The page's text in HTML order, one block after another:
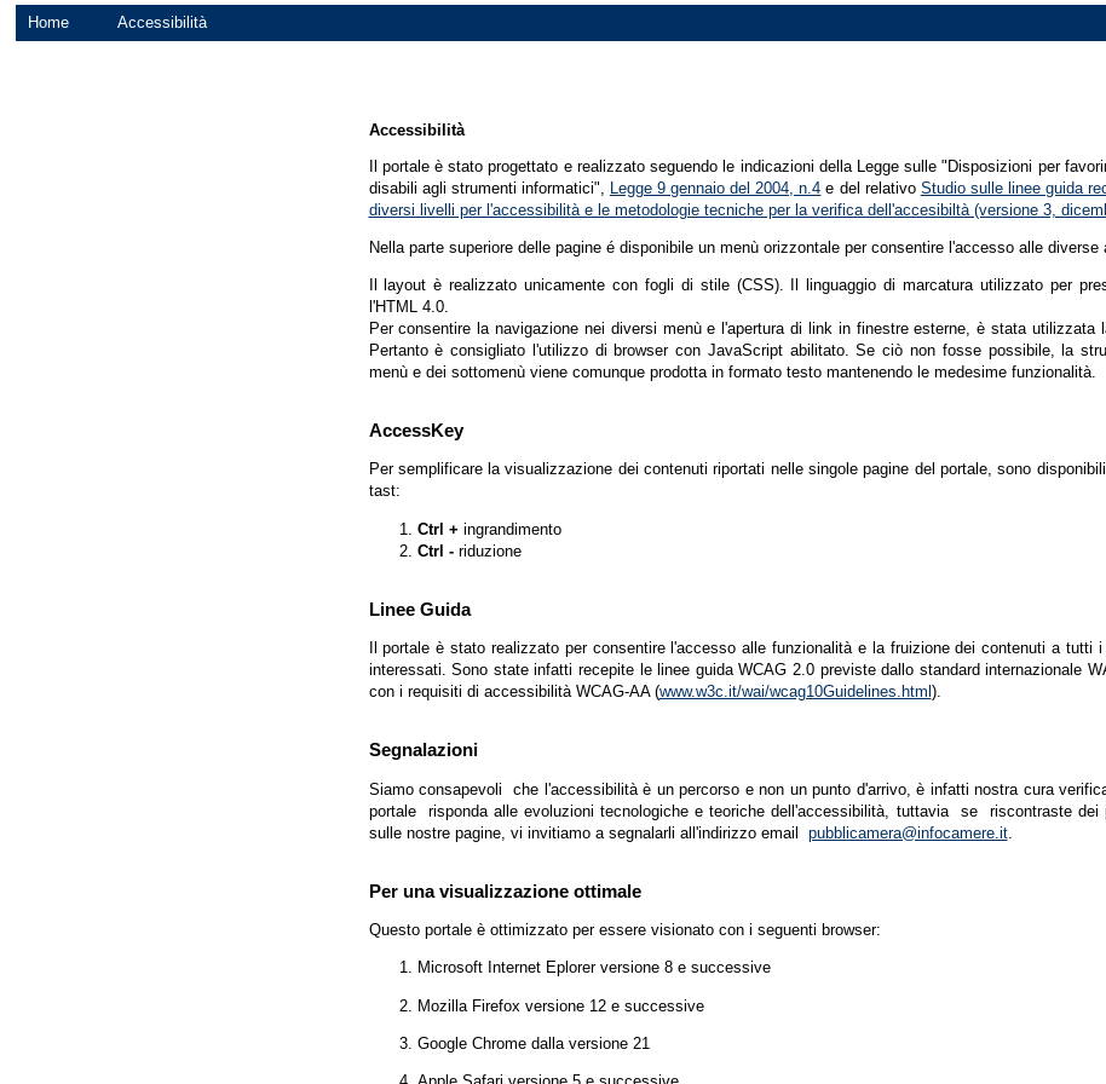
Home Accessibilità
Accessibilità
Il portale è stato progettato e realizzato seguendo le indicazioni della Legge sulle "Disposizioni per
disabili agli strumenti informatici", Legge 9 gennaio del 2004, n.4 e del relativo Studio sulle linee guida
diversi livelli per l'accessibilità e le metodologie tecniche per la verifica dell'accesibiltà (versione 3,
Nella parte superiore delle pagine é disponibile un menù orizzontale per consentire l'accesso alle diverse
Il layout è realizzato unicamente con fogli di stile (CSS). Il linguaggio di marcatura utilizzato per
l'HTML 4.0.
Per consentire la navigazione nei diversi menù e l'apertura di link in finestre esterne, è stata utilizzata
Pertanto è consigliato l'utilizzo di browser con JavaScript abilitato. Se ciò non fosse possibile, la
menù e dei sottomenù viene comunque prodotta in formato testo mantenendo le medesime funzionalità.
AccessKey
Per semplificare la visualizzazione dei contenuti riportati nelle singole pagine del portale, sono
tast:
Ctrl + ingrandimento
Ctrl -riduzione
Linee Guida
Il portale è stato realizzato per consentire l'accesso alle funzionalità e la fruizione dei contenuti a tutti
interessati. Sono state infatti recepite le linee guida WCAG 2.0 previste dallo standard internazionale
con i requisiti di accessibilità WCAG-AA (www.w3c.it/wai/wcag10Guidelines.html ).
Segnalazioni
Siamo consapevoli che l'accessibilità è un percorso e non un punto d'arrivo, è infatti nostra cura
portale risponda alle evoluzioni tecnologiche e teoriche dell'accessibilità, tuttavia se riscontraste dei
sulle nostre pagine, vi invitiamo a segnalarli all'indirizzo email pubblicamera@infocamere.it.
Per una visualizzazione ottimale
Questo portale è ottimizzato per essere visionato con i seguenti browser:
Microsoft Internet Eplorer versione 8 e successive
Mozilla Firefox versione 12 e successive
Google Chrome dalla versione 21